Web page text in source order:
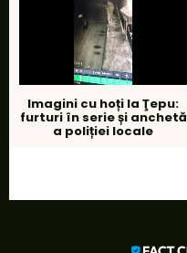
Imagini cu hoți la Ţepu:
furturi în serie și anchetă
a poliției locale